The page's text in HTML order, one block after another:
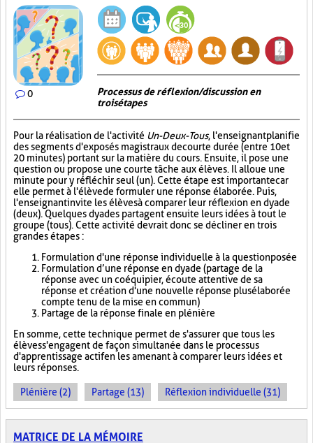
0
Processus de réflexion/discussion en
trois étapes
Pour la réalisation de l'activité Un-Deux-Tous, l'enseignant planifie
des segments d'exposés magistraux de courte durée (entre 10 et
20 minutes) portant sur la matière du cours. Ensuite, il pose une
question ou propose une courte tâche aux élèves. Il alloue une
minute pour y réfléchir seul (un). Cette étape est importante car
elle permet à l'élève de formuler une réponse élaborée. Puis,
l'enseignant invite les élèves à comparer leur réflexion en dyade
(deux). Quelques dyades partagent ensuite leurs idées à tout le
groupe (tous). Cette activité devrait donc se décliner en trois
grandes étapes :
Formulation d'une réponse individuelle à la question posée
Formulation d’une réponse en dyade (partage de la
réponse avec un coéquipier, écoute attentive de sa
réponse et création d'une nouvelle réponse plus élaborée
compte tenu de la mise en commun)
Partage de la réponse finale en plénière
En somme, cette technique permet de s'assurer que tous les
élèves s'engagent de façon simultanée dans le processus
d'apprentissage actif en les amenant à comparer leurs idées et
leurs réponses.
Plénière (2) Partage (13) Réflexion individuelle (31)
MATRICE DE LA MÉMOIRE